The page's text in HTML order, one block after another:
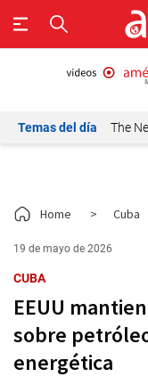
Temas del día The
Home > Cuba
19 de mayo de 2026
CUBA
EEUU
sobre
energética